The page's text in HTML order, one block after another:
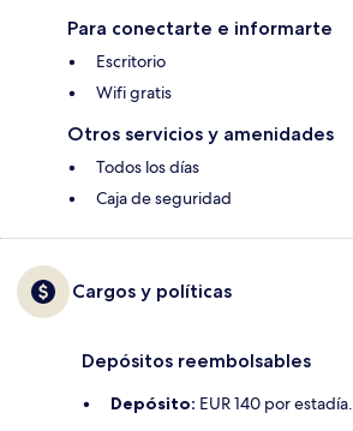
Para conectarte e informarte
Escritorio
Wifi gratis
Otros servicios y amenidades
Todos los días
Caja de seguridad
Cargos y políticas
Depósitos reembolsables
Depósito: EUR 140 por estadía.